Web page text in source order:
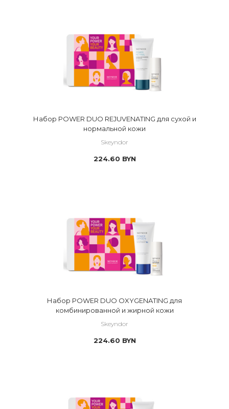
Набор POWER DUO REJUVENATING для сухой и
нормальной кожи
Skeyndor
224.60 BYN
Набор POWER DUO OXYGENATING для
комбинированной и жирной кожи
Skeyndor
224.60 BYN